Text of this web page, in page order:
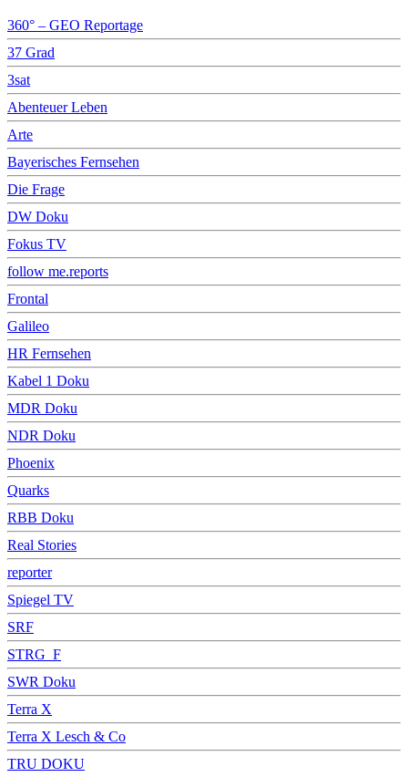
360° – GEO Reportage
37 Grad
3sat
Abenteuer Leben
Arte
Bayerisches Fernsehen
Die Frage
DW Doku
Fokus TV
follow me.reports
Frontal
Galileo
HR Fernsehen
Kabel 1 Doku
MDR Doku
NDR Doku
Phoenix
Quarks
RBB Doku
Real Stories
reporter
Spiegel TV
SRF
STRG_F
SWR Doku
Terra X
Terra X Lesch & Co
TRU DOKU